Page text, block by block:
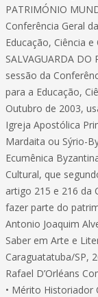
PATRIMÓNIO
Conferência Geral
Educação, Ciência e
SALVAGUARDA DO
sessão da
para a Educação,
Outubro de 2003,
Igreja Apostólica
Mardaita ou Sýrio-
Ecumênica
Cultural, que
artigo 215 e 216 da
fazer parte do
Antonio Joaquim
Saber em Arte e
Caraguatatuba/SP,
Rafael D’Orléans
• Mérito Historiador